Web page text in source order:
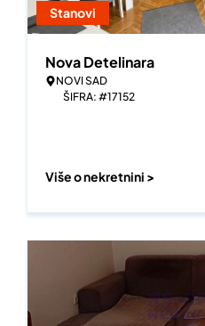
Stanovi
Nova Detelinara
NOVI SAD
ŠIFRA: #17152
Više o nekretnini >